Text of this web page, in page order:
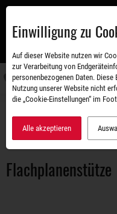
Zum
Flachplanenstütze
Einwilligung zu
Auf dieser Website nutzen wir
zur Verarbeitung von
personenbezogenen Daten.
Nutzung unserer Website nicht
die „Cookie-Einstellungen“ im
Alle akzeptieren